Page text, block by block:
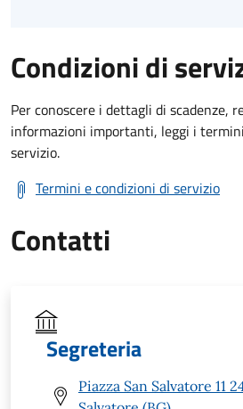
Condizioni di
Per conoscere i dettagli di scadenze,
informazioni importanti, leggi i
servizio.
Termini e condizioni di servizio
Contatti
Segreteria
Piazza San Salvatore 11